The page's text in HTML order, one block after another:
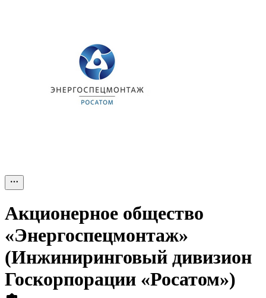
Акционерное общество
«Энергоспецмонтаж»
(Инжиниринговый дивизион
Госкорпорации «Росатом»)